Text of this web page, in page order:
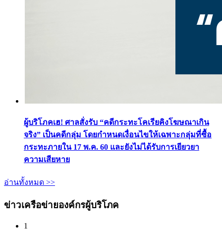
ผู้บริโภคเฮ! ศาลสั่งรับ “คดีกระทะโคเรียคิงโฆษณาเกิน
จริง” เป็นคดีกลุ่ม โดยกำหนดเงื่อนไขให้เฉพาะกลุ่มที่ซื้อ
กระทะภายใน 17 พ.ค. 60 และยังไม่ได้รับการเยียวยา
ความเสียหาย
อ่านทั้งหมด >>
ข่าวเครือข่ายองค์กรผู้บริโภค
1